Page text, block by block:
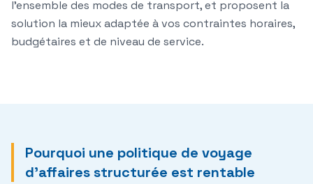
l'ensemble des modes de transport, et proposent la
solution la mieux adaptée à vos contraintes horaires,
budgétaires et de niveau de service.
Pourquoi une politique de voyage
d'affaires structurée est rentable